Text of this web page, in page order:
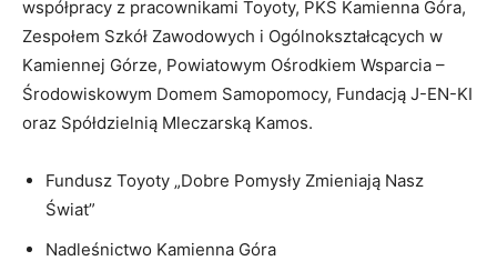
współpracy z pracownikami Toyoty, PKS Kamienna Góra,
Zespołem Szkół Zawodowych i Ogólnokształcących w
Kamiennej Górze, Powiatowym Ośrodkiem Wsparcia –
Środowiskowym Domem Samopomocy, Fundacją J-EN-KI
oraz Spółdzielnią Mleczarską Kamos.
Fundusz Toyoty „Dobre Pomysły Zmieniają Nasz
Świat”
Nadleśnictwo Kamienna Góra